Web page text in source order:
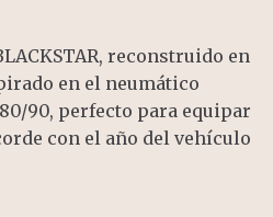
reconstruido en
en el neumático
90, perfecto para equipar
con el año del vehículo